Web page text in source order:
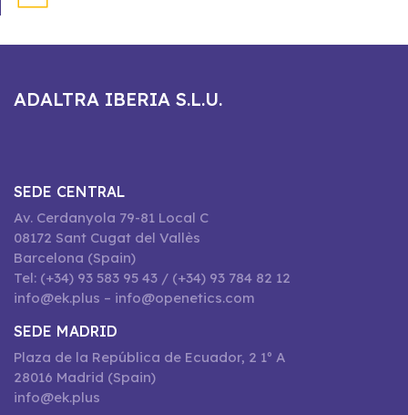
ADALTRA IBERIA S.L.U.
SEDE CENTRAL
Av. Cerdanyola 79-81 Local C
08172 Sant Cugat del Vallès
Barcelona (Spain)
Tel: (+34) 93 583 95 43 / (+34) 93 784 82 12
info@ek.plus – info@openetics.com
SEDE MADRID
Plaza de la República de Ecuador, 2 1º A
28016 Madrid (Spain)
info@ek.plus